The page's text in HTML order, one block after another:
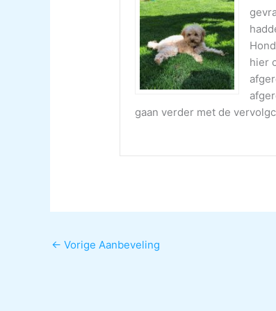
hier
gaan verder met de
← Vorige Aanbeveling